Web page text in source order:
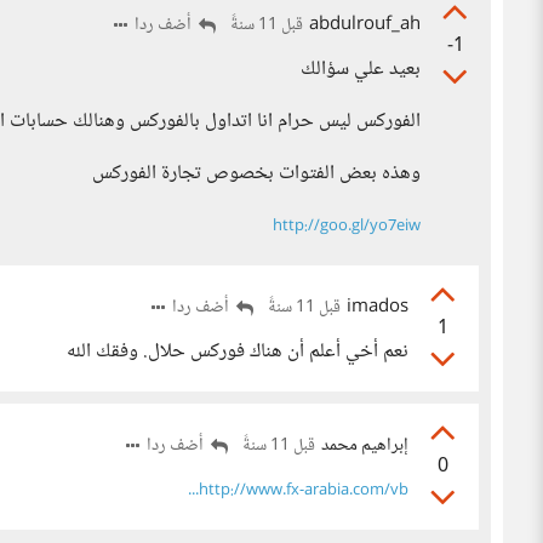
-1
abdulrouf_ah قبل 11 سنةً أضف ردا
بعيد علي سؤالك
الفوركس ليس حرام انا اتداول بالفوركس وهنالك حسابات
وهذه بعض الفتوات بخصوص تجارة الفوركس
http://goo.gl/yo7eiw
1
imados قبل 11 سنةً أضف ردا
نعم أخي أعلم أن هناك فوركس حلال. وفقك الله
0
إبراهيم محمد قبل 11 سنةً أضف ردا
http://www.fx-arabia.com/vb...